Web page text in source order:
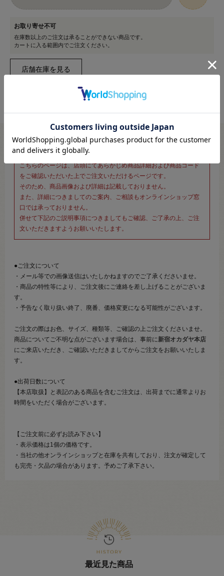
お取り寄せ不可
在庫数以上のご注文は承ることができない商品です。
カートに入る範囲内でご注文ください。
※新宿オカダヤ本店お取り扱い商品のご注文専用ページです※
こちらのページは、店頭にてあらかじめ商品詳細および商品コード
をご確認いただいた上でご注文いただけるページです。
そのため、商品画像および詳細は記載しておりません。
また、詳細につきましてのご案内、ご相談もオンラインショップ窓
口では承っておりません。
併せて下記のご説明事項につきましてもご確認、ご了承の上、ご注
文いただきますようお願いいたします。
●ご注文について
・メール等での画像送信はいたしかねますのでご了承くださいませ。
・商品の特性等により、ご注文後にご連絡を差し上げることがございま
す。
・予告なく取り扱い終了、廃番、価格変更になる可能性がございます。
ご注文の際はお色、サイズ、種類等、ご確認の上ご注文くださいませ。
商品についてご不明な点がございます場合は、事前に新宿オカダヤ本店
にご来店いただき、ご確認いただきましてからご注文をお願いいたしま
す。
●出荷日数について
【本店取扱】と表記のある商品を含むご注文は、出荷までに通常よりお
時間をいただく場合がございます。
【ご注文前に必ずお読み下さい】
・表示価格は1個の価格です。
・当社の他オンラインショップと在庫を共有しており、注文が確定して
も完売・欠品の場合があります。予めご了承下さい。
最近見た商品